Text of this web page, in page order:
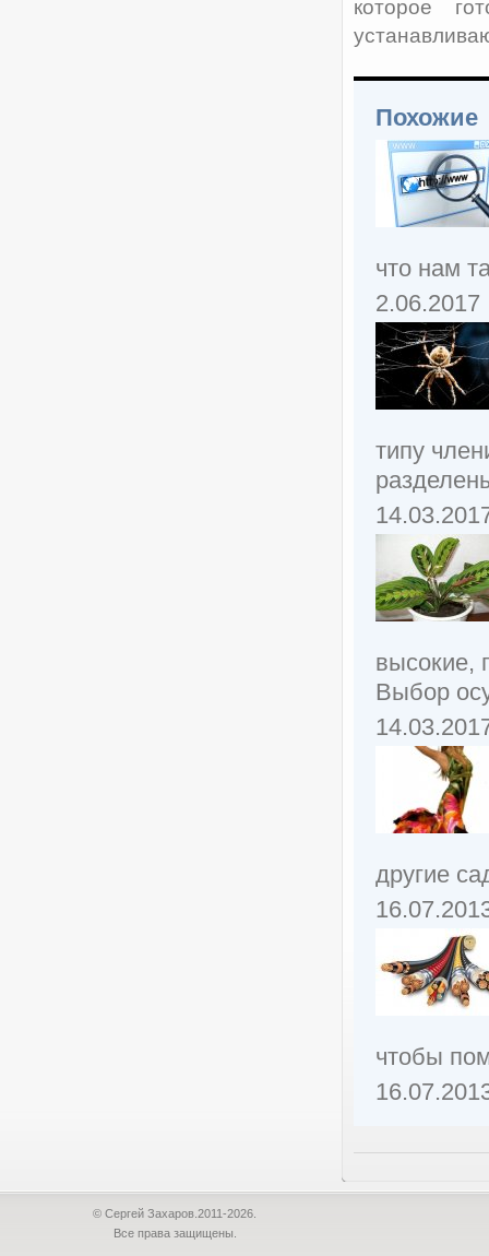
которое
Похожие
что нам
2.06.2017
типу
высокие,
Выбор
другие
чтобы
© Сергей Захаров.2011-2026.
Все права защищены.